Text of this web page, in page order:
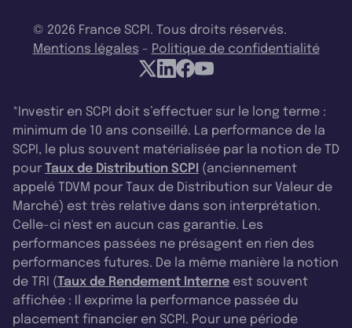
© 2026 France SCPI. Tous droits réservés.
Mentions légales - Politique de confidentialité
*Investir en SCPI doit s’effectuer sur le long terme :
minimum de 10 ans conseillé. La performance de la
SCPI, le plus souvent matérialisée par la notion de TD
pour Taux de Distribution SCPI (anciennement
appelé TDVM pour Taux de Distribution sur Valeur de
Marché) est très relative dans son interprétation.
Celle-ci n'est en aucun cas garantie. Les
performances passées ne présagent en rien des
performances futures. De la même manière la notion
de TRI (Taux de Rendement Interne est souvent
affichée : Il exprime la performance passée du
placement financier en SCPI. Pour une période